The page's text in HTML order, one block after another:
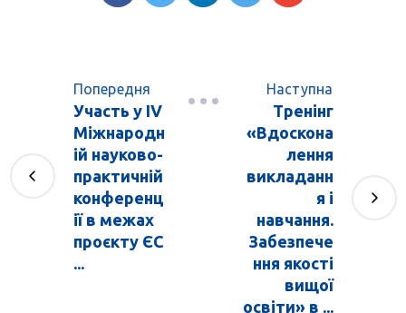
Попередня
Участь у ІV
Міжнародн
ій науково-
практичній
конференц
ії в межах
проєкту ЄС
...
Наступна
Тренінг
«Вдоскона
лення
викладанн
я і
навчання.
Забезпече
ння якості
вищої
освіти» в ...